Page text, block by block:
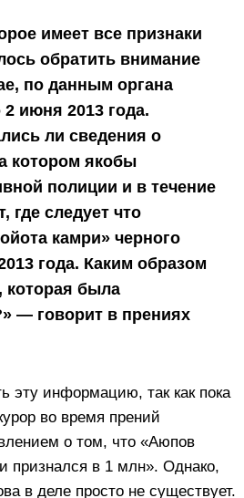
имеет все признаки
обратить внимание
по данным органа
июня 2013 года.
ли сведения о
котором якобы
полиции и в течение
где следует что
камри» черного
года. Каким образом
которая была
— говорит в прениях
эту информацию, так как пока
во время прений
о том, что «Аюпов
признался в 1 млн». Однако,
в деле просто не существует.